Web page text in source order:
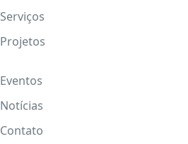
Serviços
Projetos
Eventos
Notícias
Contato